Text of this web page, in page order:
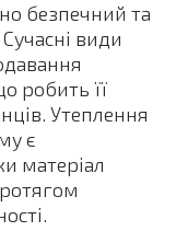
безпечний та
види
робить її
Утеплення
є
матеріал